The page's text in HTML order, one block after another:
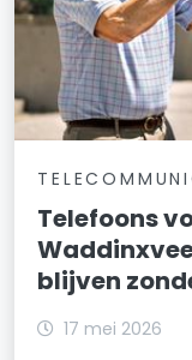
Telefoons
blijven
17 mei 2026